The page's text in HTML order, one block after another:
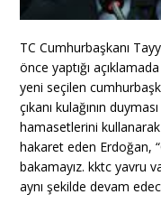
TC Cumhurbaşkanı
önce yaptığı
yeni seçilen
çıkanı kulağının
hamasetlerini kullanarak
hakaret eden Erdoğan,
bakamayız. kktc yavru
aynı şekilde devam